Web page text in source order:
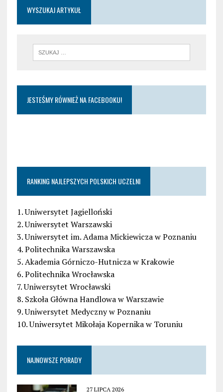
WYSZUKAJ ARTYKUŁ
JESTEŚMY RÓWNIEŻ NA FACEBOOKU!
RANKING NAJLEPSZYCH POLSKICH UCZELNI
1. Uniwersytet Jagielloński
2. Uniwersytet Warszawski
3. Uniwersytet im. Adama Mickiewicza w Poznaniu
4. Politechnika Warszawska
5. Akademia Górniczo-Hutnicza w Krakowie
6. Politechnika Wrocławska
7. Uniwersytet Wrocławski
8. Szkoła Główna Handlowa w Warszawie
9. Uniwersytet Medyczny w Poznaniu
10. Uniwersytet Mikołaja Kopernika w Toruniu
NAJNOWSZE PORADY
27 LIPCA 2026